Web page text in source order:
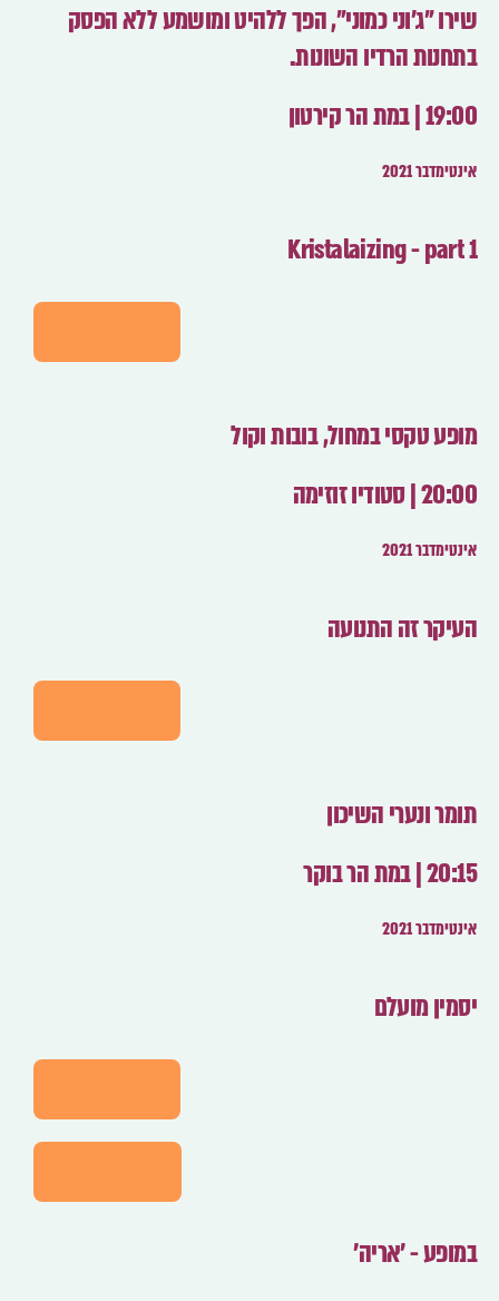
שירו "ג'וני כמוני", הפך ללהיט ומושמע ללא הפסק
בתחנות הרדיו השונות.
19:00 | במת הר קירטון
אינטימדבר 2021
Kristalaizing - part 1
מופע טקסי במחול, בובות וקול
20:00 | סטודיו זוזימה
אינטימדבר 2021
העיקר זה התנועה
תומר ונערי השיכון
20:15 | במת הר בוקר
אינטימדבר 2021
יסמין מועלם
במופע - 'אריה'